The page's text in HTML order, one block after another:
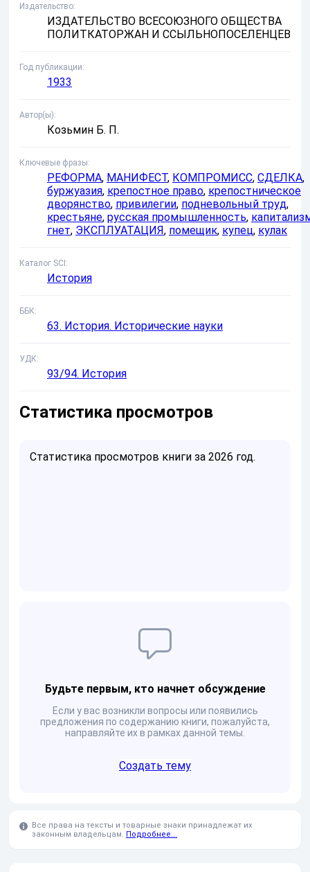
Издательство
ИЗДАТЕЛЬСТВО ВСЕСОЮЗНОГО ОБЩЕСТВА
ПОЛИТКАТОРЖАН И ССЫЛЬНОПОСЕЛЕНЦЕВ
Год публикации
1933
Автор(ы)
Козьмин Б. П.
Ключевые фразы
РЕФОРМА, МАНИФЕСТ, КОМПРОМИСС, СДЕЛКА,
буржуазия, крепостное право, крепостническое
дворянство, привилегии, подневольный труд,
крестьяне, русская промышленность,
гнет, ЭКСПЛУАТАЦИЯ, помещик, купец, кулак
Каталог SCI
История
ББК
63. История. Исторические науки
УДК
93/94. История
Статистика просмотров
Статистика просмотров книги за 2026 год.
Будьте первым, кто начнет обсуждение
Если у вас возникли вопросы или появились
предложения по содержанию книги, пожалуйста,
направляйте их в рамках данной темы.
Создать тему
Все права на тексты и товарные знаки принадлежат их
законным владельцам. Подробнее...